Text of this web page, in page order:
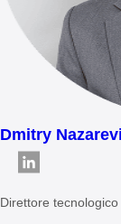
Dmitry
Direttore tecnologico